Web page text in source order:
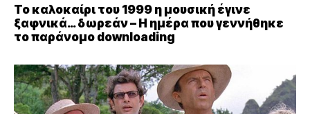
Το καλοκαίρι του 1999 η μουσική έγινε
ξαφνικά… δωρεάν – Η ημέρα που γεννήθηκε
το παράνομο downloading